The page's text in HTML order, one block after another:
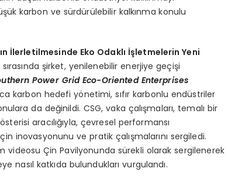
karbon ve sürdürülebilir kalkınma konulu
İlerletilmesinde Eko Odaklı İşletmelerin Yeni
sırasında şirket, yenilenebilir enerjiye geçişi
Power Grid Eco-Oriented Enterprises
karbon hedefi yönetimi, sıfır karbonlu endüstriler
da değinildi. CSG, vaka çalışmaları, temalı bir
aracılığıyla, çevresel performansı
inovasyonunu ve pratik çalışmalarını sergiledi.
videosu Çin Pavilyonunda sürekli olarak sergilenerek
nasıl katkıda bulundukları vurgulandı.